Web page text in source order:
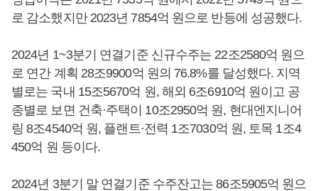
로 감소했지만 2023년 7854억 원으로 반등에 성공했다.
2024년 1~3분기 연결기준 신규수주는 22조2580억 원으
로 연간 계획 28조9900억 원의 76.8%를 달성했다. 지역
별로는 국내 15조5670억 원, 해외 6조6910억 원이고 공
종별로 보면 건축·주택이 10조2950억 원, 현대엔지니어
링 8조4540억 원, 플랜트·전력 1조7030억 원, 토목 1조4
450억 원 등이다.
2024년 3분기 말 연결기준 수주잔고는 86조5905억 원으